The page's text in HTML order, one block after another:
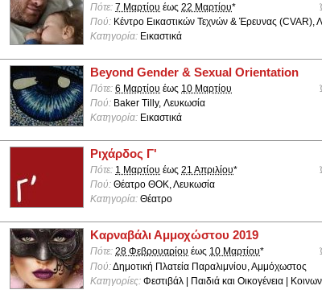
Πότε: 7 Μαρτίου έως 22 Μαρτίου*
Πού: Κέντρο Εικαστικών Τεχνών & Έρευνας (CVAR),
Κατηγορία: Εικαστικά
Beyond Gender & Sexual Orientation
Πότε: 6 Μαρτίου έως 10 Μαρτίου
Πού: Baker Tilly, Λευκωσία
Κατηγορία: Εικαστικά
Ριχάρδος Γ'
Πότε: 1 Μαρτίου έως 21 Απριλίου*
Πού: Θέατρο ΘΟΚ, Λευκωσία
Κατηγορία: Θέατρο
Καρναβάλι Αμμοχώστου 2019
Πότε: 28 Φεβρουαρίου έως 10 Μαρτίου*
Πού:Δημοτική Πλατεία Παραλιμνίου, Αμμόχωστος
Κατηγορίες: Φεστιβάλ | Παιδιά και Οικογένεια |